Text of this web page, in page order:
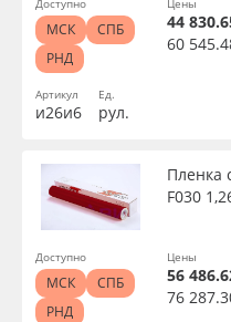
Артикул
и26и6
Ед.
рул.
Цены
44
60
Доступно
МСК
СПБ
РНД
Пленка
F030
Цены
56
76
Доступно
МСК
СПБ
РНД